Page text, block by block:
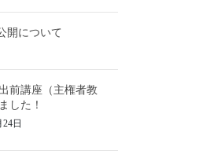
開について
前講座（主権者教
した！
日